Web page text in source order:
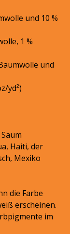
und 10 %
1 %
und
yd²)
Haiti, der
Mexiko
die Farbe
erscheinen.
im